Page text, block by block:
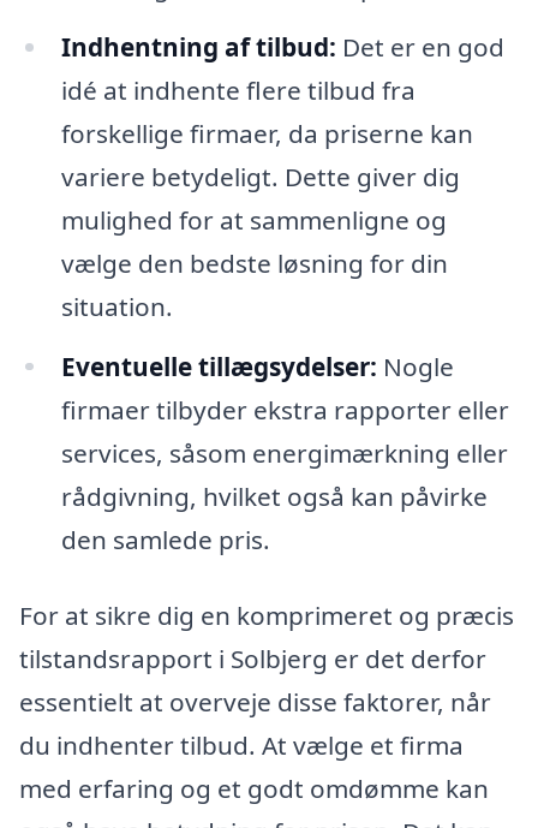
Indhentning af tilbud: Det er en god
idé at indhente flere tilbud fra
forskellige firmaer, da priserne kan
variere betydeligt. Dette giver dig
mulighed for at sammenligne og
vælge den bedste løsning for din
situation.
Eventuelle tillægsydelser: Nogle
firmaer tilbyder ekstra rapporter eller
services, såsom energimærkning eller
rådgivning, hvilket også kan påvirke
den samlede pris.
For at sikre dig en komprimeret og præcis
tilstandsrapport i Solbjerg er det derfor
essentielt at overveje disse faktorer, når
du indhenter tilbud. At vælge et firma
med erfaring og et godt omdømme kan